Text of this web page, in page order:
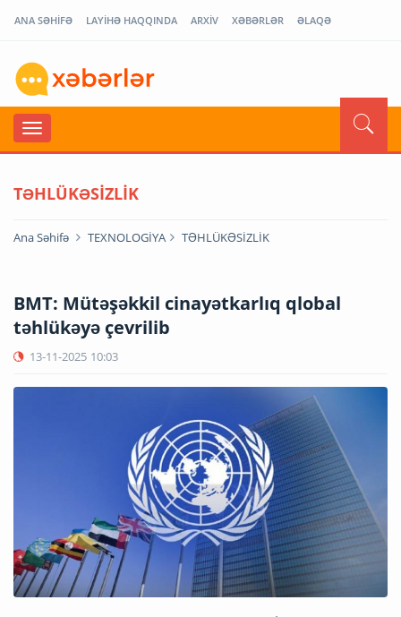
ANA SƏHİFƏ LAYİHƏ HAQQINDA ARXİV XƏBƏRLƏR ƏLAQƏ
TƏHLÜKƏSİZLİK
Ana Səhifə TEXNOLOGİYA TƏHLÜKƏSİZLİK
BMT: Mütəşəkkil cinayətkarlıq qlobal
təhlükəyə çevrilib
13-11-2025 10:03